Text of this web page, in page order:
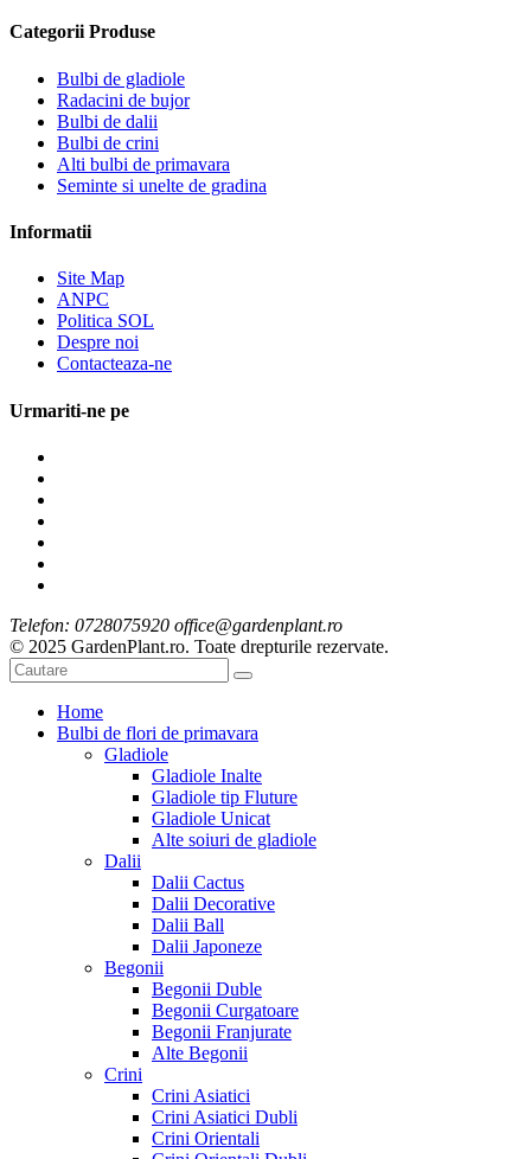
Categorii Produse
Bulbi de gladiole
Radacini de bujor
Bulbi de dalii
Bulbi de crini
Alti bulbi de primavara
Seminte si unelte de gradina
Informatii
Site Map
ANPC
Politica SOL
Despre noi
Contacteaza-ne
Urmariti-ne pe
Telefon: 0728075920 office@gardenplant.ro
© 2025 GardenPlant.ro. Toate drepturile rezervate.
Home
Bulbi de flori de primavara
Gladiole
Gladiole Inalte
Gladiole tip Fluture
Gladiole Unicat
Alte soiuri de gladiole
Dalii
Dalii Cactus
Dalii Decorative
Dalii Ball
Dalii Japoneze
Begonii
Begonii Duble
Begonii Curgatoare
Begonii Franjurate
Alte Begonii
Crini
Crini Asiatici
Crini Asiatici Dubli
Crini Orientali